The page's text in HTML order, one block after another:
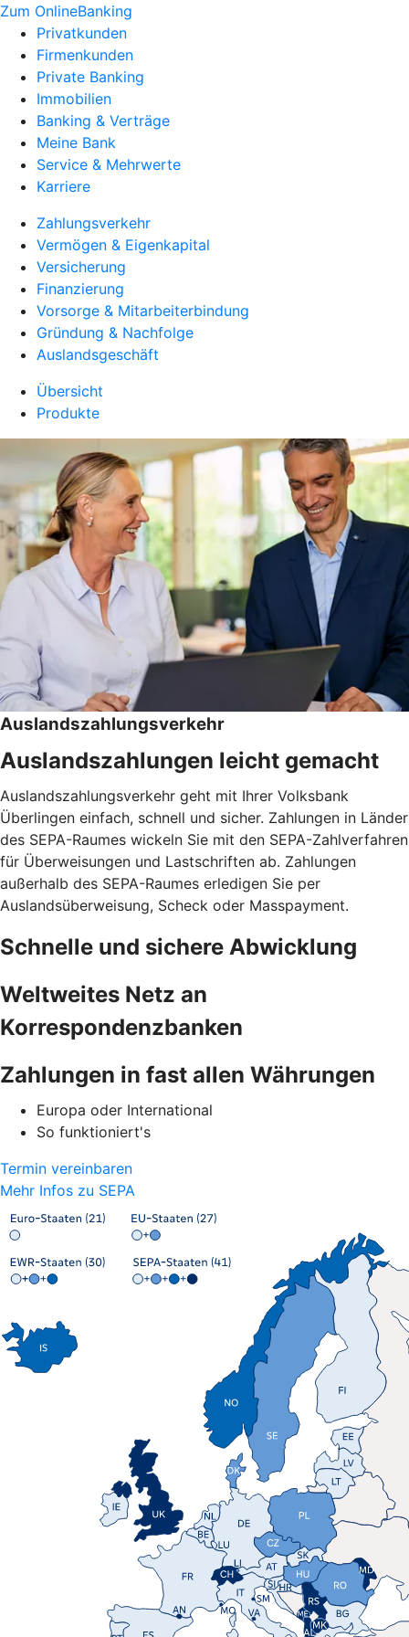
Zum OnlineBanking
Privatkunden
Firmenkunden
Private Banking
Immobilien
Banking & Verträge
Meine Bank
Service & Mehrwerte
Karriere
Zahlungsverkehr
Vermögen & Eigenkapital
Versicherung
Finanzierung
Vorsorge & Mitarbeiterbindung
Gründung & Nachfolge
Auslandsgeschäft
Übersicht
Produkte
Auslandszahlungsverkehr
Auslandszahlungen leicht gemacht
Auslandszahlungsverkehr geht mit Ihrer Volksbank
Überlingen einfach, schnell und sicher. Zahlungen in Länder
des SEPA-Raumes wickeln Sie mit den SEPA-Zahlverfahren
für Überweisungen und Lastschriften ab. Zahlungen
außerhalb des SEPA-Raumes erledigen Sie per
Auslandsüberweisung, Scheck oder Masspayment.
Schnelle und sichere Abwicklung
Weltweites Netz an
Korrespondenzbanken
Zahlungen in fast allen Währungen
Europa oder International
So funktioniert's
Termin vereinbaren
Mehr Infos zu SEPA